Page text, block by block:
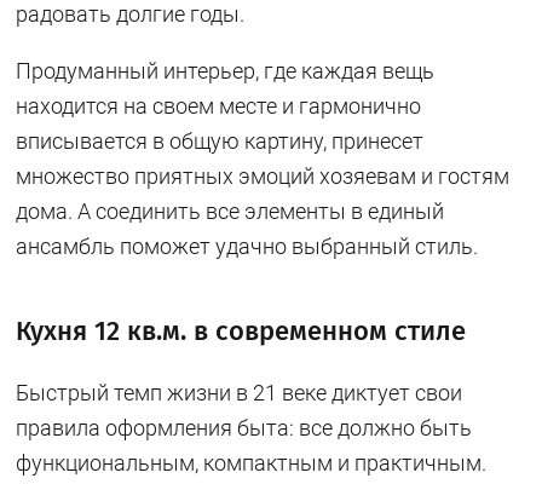
радовать долгие годы.
Продуманный интерьер, где каждая вещь
находится на своем месте и гармонично
вписывается в общую картину, принесет
множество приятных эмоций хозяевам и гостям
дома. А соединить все элементы в единый
ансамбль поможет удачно выбранный стиль.
Кухня 12 кв.м. в современном стиле
Быстрый темп жизни в 21 веке диктует свои
правила оформления быта: все должно быть
функциональным, компактным и практичным.